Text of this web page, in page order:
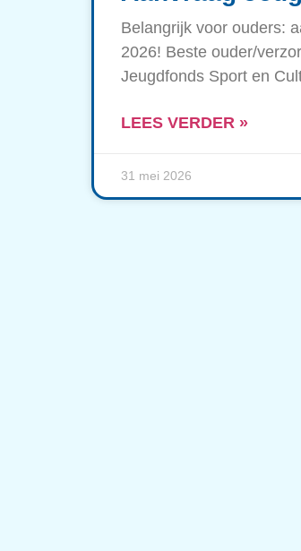
Belangrijk voor ouders:
2026! Beste ouder/
Jeugdfonds Sport en
LEES VERDER »
31 mei 2026